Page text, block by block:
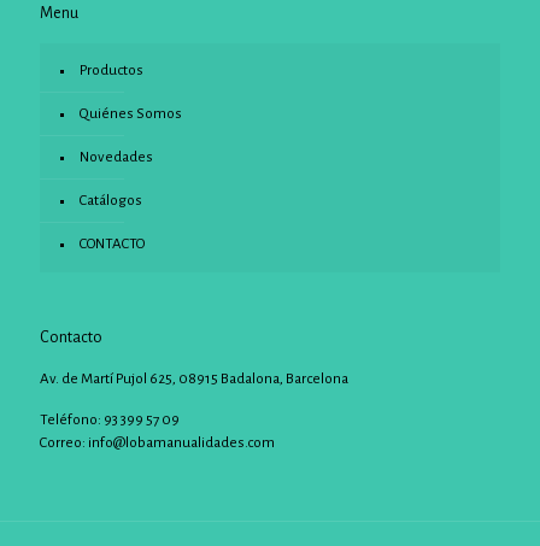
Menu
Productos
Quiénes Somos
Novedades
Catálogos
CONTACTO
Contacto
Av. de Martí Pujol 625, 08915 Badalona, Barcelona
Teléfono: 93 399 57 09
Correo: info@lobamanualidades.com